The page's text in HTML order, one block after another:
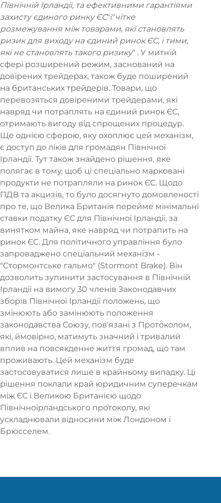
Північній Ірландії, та ефективними гарантіями
захисту єдиного ринку ЄС"і"чітке
розмежування між товарами, які становлять
ризик для виходу на єдиний ринок ЄС, і тими,
які не становлять такого ризику" . У митній
сфері розширений режим, заснований на
довірених трейдерах, також буде поширений
на британських трейдерів. Товари, що
перевозяться довіреними трейдерами, які
навряд чи потраплять на єдиний ринок ЄС,
отримають вигоду від спрощених процедур.
Ще однією сферою, яку охоплює цей механізм,
є доступ до ліків для громадян Північної
Ірландії. Тут також знайдено рішення, яке
полягає в тому, щоб ці спеціально марковані
продукти не потрапляли на ринок ЄС. Щодо
ПДВ та акцизів, то було досягнуто домовленості
про те, що Велика Британія перейме мінімальні
ставки податку ЄС для Північної Ірландії, за
винятком майна, яке навряд чи потрапить на
ринок ЄС. Для політичного управління було
запроваджено спеціальний механізм -
"Стормонтське гальмо" (Stormont Brake). Він
дозволить зупинити застосування в Північній
Ірландії на вимогу 30 членів Законодавчих
зборів Північної Ірландії положень, що
змінюють або замінюють положення
законодавства Союзу, пов'язані з Протоколом,
які, ймовірно, матимуть значний і тривалий
вплив на повсякденне життя громад, що там
проживають. Цей механізм буде
застосовуватися лише в крайньому випадку. Ці
рішення поклали край юридичним суперечкам
між ЄС і Великою Британією щодо
Північноірландського протоколу, які
ускладнювали відносини між Лондоном і
Брюсселем.